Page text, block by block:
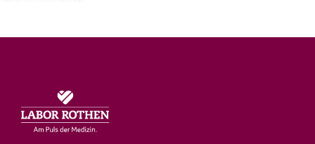
Allg. Auftragsformular
Material bestellen